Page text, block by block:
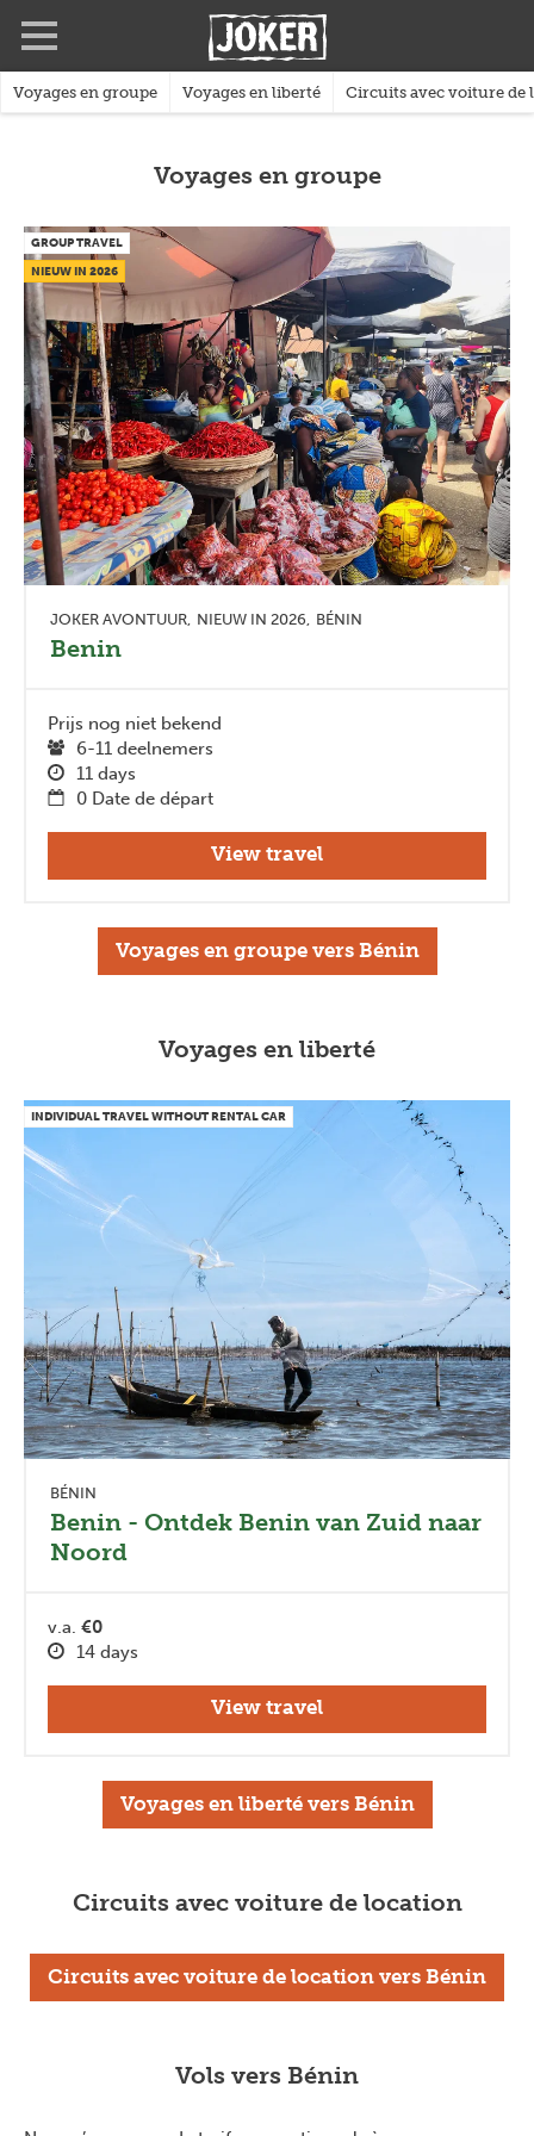
content
Voyages en groupe Voyages en liberté Circuits avec voiture de
Voyages en groupe
GROUP TRAVEL
NIEUW IN 2026
JOKER AVONTUUR NIEUW IN 2026 BÉNIN
Benin
Prijs nog niet bekend
6-11 deelnemers
11 days
0 Date de départ
View travel
Voyages en groupe vers Bénin
Voyages en liberté
INDIVIDUAL TRAVEL WITHOUT RENTAL CAR
BÉNIN
Benin - Ontdek Benin van Zuid naar
Noord
v.a. €0
14 days
View travel
Voyages en liberté vers Bénin
Circuits avec voiture de location
Circuits avec voiture de location vers Bénin
Vols vers Bénin